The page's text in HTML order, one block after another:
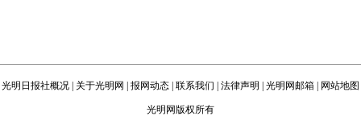
光明日报社概况 关于光明网 报网动态 联系我们 法律声明 光明网邮箱 网站地图
光明网版权所有